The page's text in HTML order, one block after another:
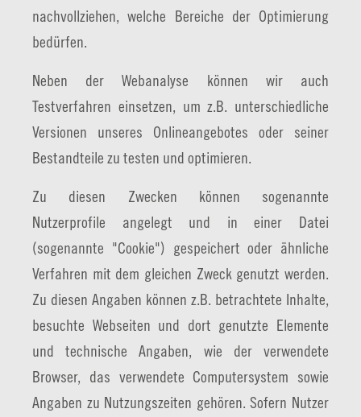
nachvollziehen, welche Bereiche der Optimierung
bedürfen.
Neben der Webanalyse können wir auch
Testverfahren einsetzen, um z.B. unterschiedliche
Versionen unseres Onlineangebotes oder seiner
Bestandteile zu testen und optimieren.
Zu diesen Zwecken können sogenannte
Nutzerprofile angelegt und in einer Datei
(sogenannte "Cookie") gespeichert oder ähnliche
Verfahren mit dem gleichen Zweck genutzt werden.
Zu diesen Angaben können z.B. betrachtete Inhalte,
besuchte Webseiten und dort genutzte Elemente
und technische Angaben, wie der verwendete
Browser, das verwendete Computersystem sowie
Angaben zu Nutzungszeiten gehören. Sofern Nutzer